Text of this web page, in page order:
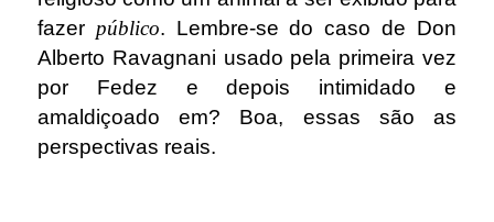
fazer público. Lembre-se do caso de Don
Alberto Ravagnani usado pela primeira vez
por Fedez e depois intimidado e
amaldiçoado em? Boa, essas são as
perspectivas reais.